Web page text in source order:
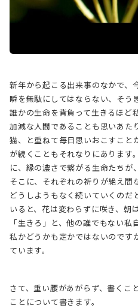
新年から起こる出来事のなかで、
瞬を無駄にしてはならない、そう
誰かの生命を背負って生きるほど
加減な人間であることも思いあた
猫、と重ねて毎日思いおこすこと
が続くこともそれなりにあります
に、縁の濃さで繋がる生命たちが
そこに、それぞれの祈りが絶え間
どうしようもなく続いていくのだ
いると、花は変わらずに咲き、朝
「生きろ」と、他の誰でもない
私かどうかも定かではないのです
ています。
さて、重い腰があがらず、書くこ
ことについて書きます。